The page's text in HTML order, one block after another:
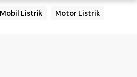
Mobil Listrik Motor Listrik